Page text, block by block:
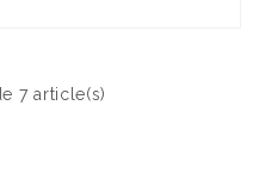
7 article(s)